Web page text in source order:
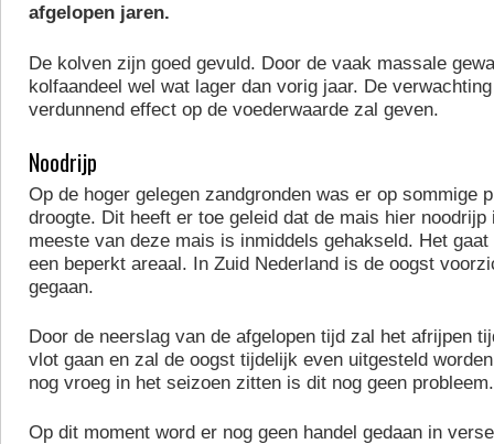
afgelopen jaren.
De kolven zijn goed gevuld. Door de vaak massale
kolfaandeel wel wat lager dan vorig jaar. De
verdunnend effect op de voederwaarde zal geven.
Noodrijp
Op de hoger gelegen zandgronden was er op sommige
droogte. Dit heeft er toe geleid dat de mais hier noodrijp
meeste van deze mais is inmiddels gehakseld. Het
een beperkt areaal. In Zuid Nederland is de oogst
gegaan.
Door de neerslag van de afgelopen tijd zal het afrijpen
vlot gaan en zal de oogst tijdelijk even uitgesteld
nog vroeg in het seizoen zitten is dit nog geen probleem.
Op dit moment word er nog geen handel gedaan in